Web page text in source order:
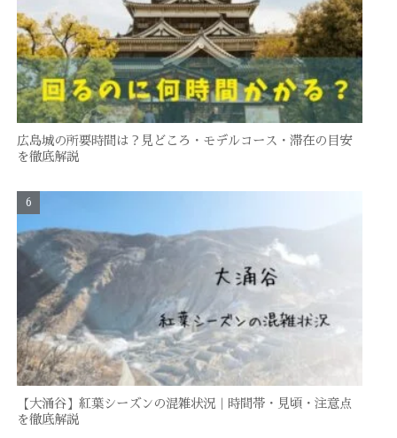
広島城の所要時間は？見どころ・モデルコース・滞在の目安
を徹底解説
【大涌谷】紅葉シーズンの混雑状況｜時間帯・見頃・注意点
を徹底解説